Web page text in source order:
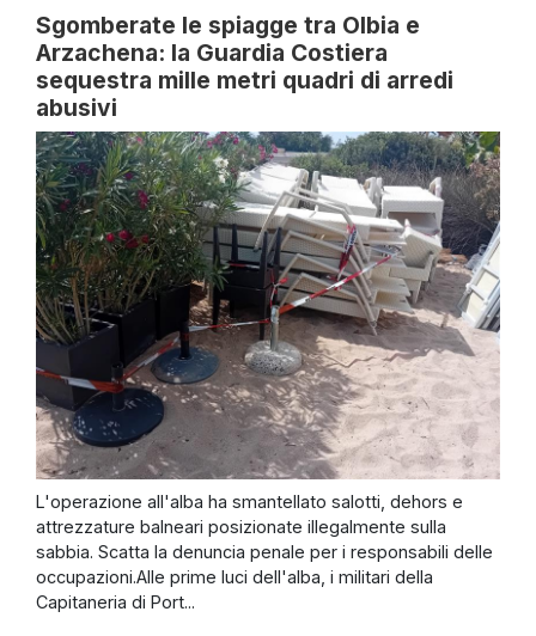
Sgomberate le spiagge tra Olbia e
Arzachena: la Guardia Costiera
sequestra mille metri quadri di arredi
abusivi
L'operazione all'alba ha smantellato salotti, dehors e
attrezzature balneari posizionate illegalmente sulla
sabbia. Scatta la denuncia penale per i responsabili delle
occupazioni.Alle prime luci dell'alba, i militari della
Capitaneria di Port...